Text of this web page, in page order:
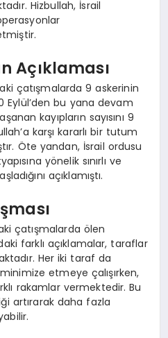
Hizbullah, İsrail
Açıklaması
çatışmalarda 9 askerinin
bu yana devam
kayıpların sayısını 9
karşı kararlı bir tutum
Öte yandan, İsrail ordusu
yönelik sınırlı ve
açıklamıştı.
çatışmalarda ölen
farklı açıklamalar, taraflar
Her iki taraf da
minimize etmeye çalışırken,
rakamlar vermektedir. Bu
artırarak daha fazla